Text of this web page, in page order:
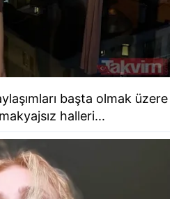
başta olmak üzere
halleri...